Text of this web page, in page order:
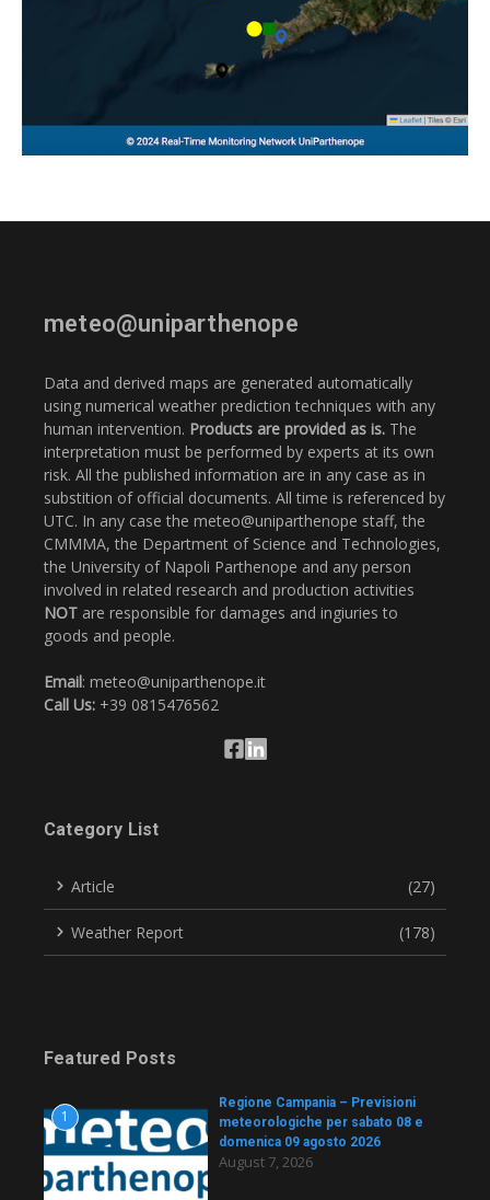
meteo@uniparthenope
Data and derived maps are generated automatically
using numerical weather prediction techniques with any
human intervention. Products are provided as is. The
interpretation must be performed by experts at its own
risk. All the published information are in any case as in
substition of official documents. All time is referenced by
UTC. In any case the meteo@uniparthenope staff, the
CMMMA, the Department of Science and Technologies,
the University of Napoli Parthenope and any person
involved in related research and production activities
NOT are responsible for damages and ingiuries to
goods and people.
Email: meteo@uniparthenope.it
Call Us: +39 0815476562
Category List
Article (27)
Weather Report (178)
Featured Posts
1
Regione Campania – Previsioni
meteorologiche per sabato 08 e
domenica 09 agosto 2026
August 7, 2026